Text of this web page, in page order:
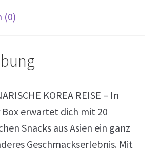
(0)
KOREA REISE – In
Box erwartet dich mit 20
Snacks aus Asien ein ganz
Geschmackserlebnis. Mit